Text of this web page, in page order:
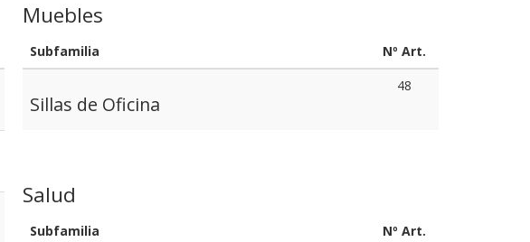
Muebles
Subfamilia Nº Art.
Sillas de Oficina
48
Salud
Subfamilia Nº Art.